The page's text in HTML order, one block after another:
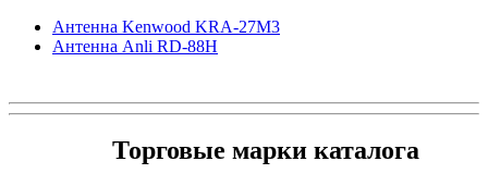
Антенна Kenwood KRA-27M3
Антенна Anli RD-88H
Торговые марки каталога